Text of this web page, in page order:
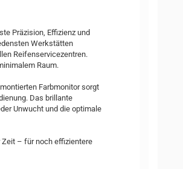
Präzision, Effizienz und
Werkstätten
Reifenservicezentren.
Raum.
Farbmonitor sorgt
Das brillante
Unwucht und die optimale
– für noch effizientere